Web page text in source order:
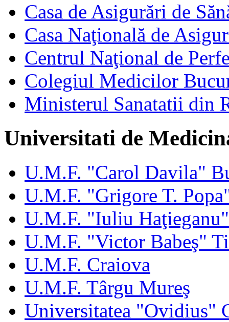
Casa de Asigurări de
Casa Naţională de
Centrul Naţional de
Colegiul Medicilor
Ministerul Sanatatii din
Universitati de
U.M.F. "Carol Davila"
U.M.F. "Grigore T.
U.M.F. "Iuliu
U.M.F. "Victor Babeş"
U.M.F. Craiova
U.M.F. Târgu Mureş
Universitatea "Ovidius"